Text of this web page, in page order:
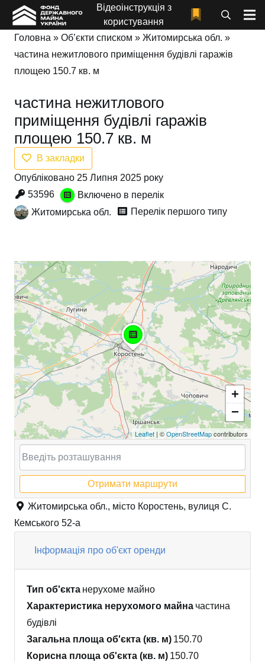
Відеоінструкція з
користування
Головна » Об’єкти списком » Житомирська обл. »
частина нежитлового приміщення будівлі гаражів
площею 150.7 кв. м
частина нежитлового
приміщення будівлі гаражів
площею 150.7 кв. м
В закладки
Опубліковано 25 Липня 2025 року
53596
Включено в перелік
Житомирська обл.
Перелік першого типу
+
−
Leaflet | ©OpenStreetMapcontributors
Отримати маршрути
Житомирська обл., місто Коростень, вулиця С.
Кемського 52-а
Інформація про об'єкт оренди
Тип об'єкта нерухоме майно
Характеристика нерухомого майна частина
будівлі
Загальна площа об'єкта (кв. м) 150.70
Корисна площа об'єкта (кв. м) 150.70